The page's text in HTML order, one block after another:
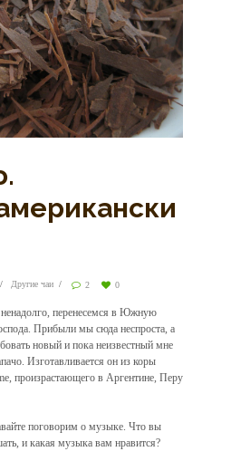
Другие чаи 2 0
перенесемся в Южную
Прибыли мы сюда неспроста, а
новый и пока неизвестный мне
Изготавливается он из коры
произрастающего в Аргентине, Перу
поговорим о музыке. Что вы
и какая музыка вам нравится?